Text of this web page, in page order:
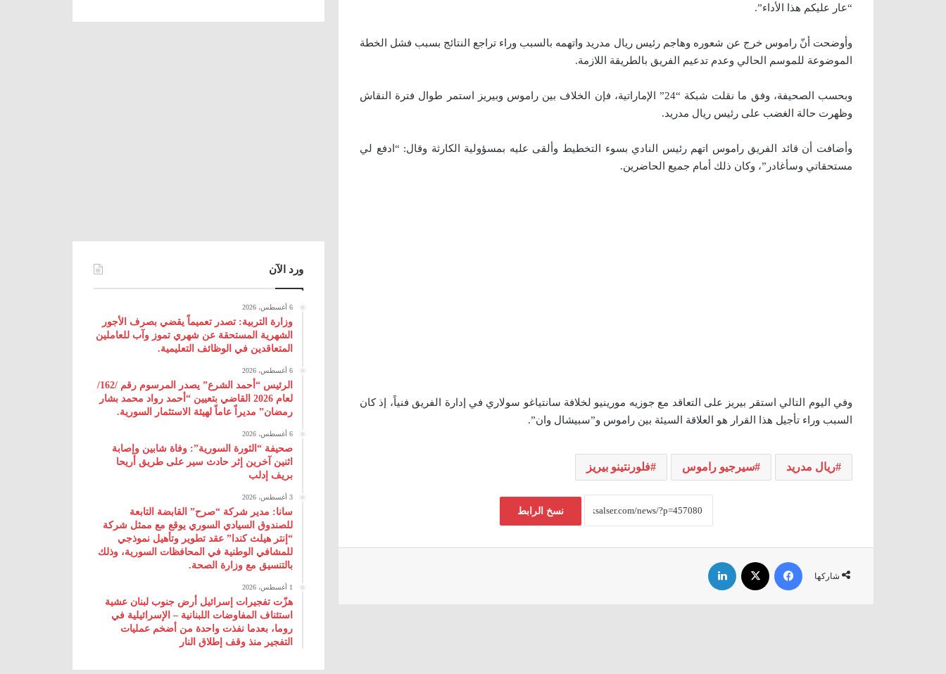
“عار عليكم هذا الأداء”.
وأوضحت أنّ راموس خرج عن شعوره وهاجم رئيس ريال مدريد واتهمه بالسبب وراء تراجع النتائج بسبب فشل الخطة
الموضوعة للموسم الحالي وعدم تدعيم الفريق بالطريقة اللازمة.
وبحسب الصحيفة، وفق ما نقلت شبكة “24” الإماراتية، فإن الخلاف بين راموس وبيريز استمر طوال فترة النقاش
وظهرت حالة الغضب على رئيس ريال مدريد.
وأضافت أن قائد الفريق راموس اتهم رئيس النادي بسوء التخطيط وألقى عليه بمسؤولية الكارثة وقال: “ادفع لي
مستحقاتي وسأغادر”، وكان ذلك أمام جميع الحاضرين.
وفي اليوم التالي استقر بيريز على التعاقد مع جوزيه مورينيو لخلافة سانتياغو سولاري في إدارة الفريق فنياً، إذ كان
السبب وراء تأجيل هذا القرار هو العلاقة السيئة بين راموس و”سبيشال وان”.
ريال مدريد سيرجيو راموس فلورنتينو بيريز
نسخ الرابط
شاركها
فيسبوك
ورد الآن
6 أغسطس، 2026
وزارة التربية: تصدر تعميماً يقضي بصرف الأجور
الشهرية المستحقة عن شهري تموز وآب للعاملين
المتعاقدين في الوظائف التعليمية.
6 أغسطس، 2026
الرئيس “أحمد الشرع” يصدر المرسوم رقم /162/
لعام 2026 ‌القاضي بتعيين “أحمد رواد محمد بشار
رمضان” مديراً عاماً لهيئة ‌الاستثمار السورية.
6 أغسطس، 2026
صحيفة “الثورة السورية”: وفاة شابين وإصابة
اثنين آخرين إثر حادث سير على طريق أريحا
بريف إدلب
3 أغسطس، 2026
سانا: مدير شركة “صرح” القابضة التابعة
للصندوق السيادي السوري يوقع مع ممثل شركة
“إنتر هيلث كندا” عقد تطوير وتأهيل نموذجي
للمشافي الوطنية في المحافظات السورية، وذلك
بالتنسيق مع وزارة الصحة.
1 أغسطس، 2026
هزّت تفجيرات إسرائيل أرض جنوب لبنان عشية
استئناف المفاوضات اللبنانية – الإسرائيلية في
روما، بعدما نفذت واحدة من أضخم عمليات
التفجير منذ وقف إطلاق النار